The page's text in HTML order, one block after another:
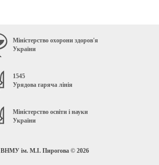
Міністерство охорони здоров'я
України
1545
Урядова гаряча лінія
Міністерство освіти і науки
України
ВНМУ ім. М.І. Пирогова © 2026